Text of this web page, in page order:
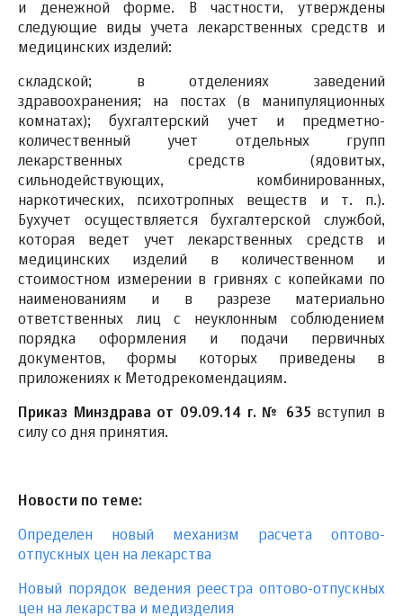
и денежной форме. В частности, утверждены
следующие виды учета лекарственных средств и
медицинских изделий:
складской; в отделениях заведений
здравоохранения; на постах (в манипуляционных
комнатах); бухгалтерский учет и предметно-
количественный учет отдельных групп
лекарственных средств (ядовитых,
сильнодействующих, комбинированных,
наркотических, психотропных веществ и т. п.).
Бухучет осуществляется бухгалтерской службой,
которая ведет учет лекарственных средств и
медицинских изделий в количественном и
стоимостном измерении в гривнях с копейками по
наименованиям и в разрезе материально
ответственных лиц с неуклонным соблюдением
порядка оформления и подачи первичных
документов, формы которых приведены в
приложениях к Методрекомендациям.
Приказ Минздрава от 09.09.14 г. № 635 вступил в
силу со дня принятия.
Новости по теме:
Определен новый механизм расчета оптово-
отпускных цен на лекарства
Новый порядок ведения реестра оптово-отпускных
цен на лекарства и медизделия